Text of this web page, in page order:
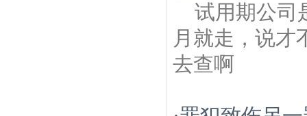
试用期公司
月就走，说才
去查啊